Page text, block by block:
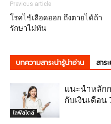
Previous article
โรคไข้เลือดออก ถึงตายได้ถ้า
รักษาไม่ทัน
บทความสาระน่ารู้น่าอ่าน สาร
ไลฟ์สไตล์
แนะนำหลัก
กับเงินเดือน